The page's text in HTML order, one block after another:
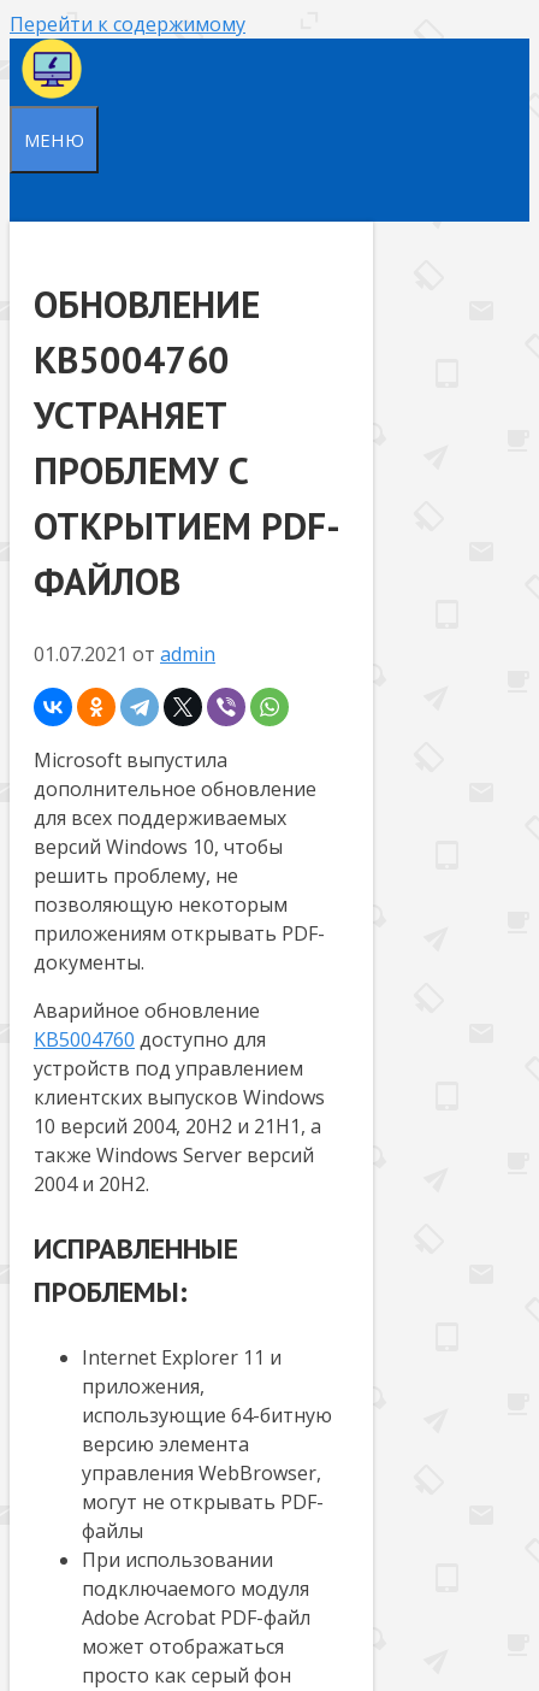
Перейти к содержимому
МЕНЮ
ОБНОВЛЕНИЕ
KB5004760
УСТРАНЯЕТ
ПРОБЛЕМУ С
ОТКРЫТИЕМ PDF-
ФАЙЛОВ
01.07.2021 от admin
Microsoft выпустила
дополнительное обновление
для всех поддерживаемых
версий Windows 10, чтобы
решить проблему, не
позволяющую некоторым
приложениям открывать PDF-
документы.
Аварийное обновление
KB5004760 доступно для
устройств под управлением
клиентских выпусков Windows
10 версий 2004, 20H2 и 21H1, а
также Windows Server версий
2004 и 20H2.
ИСПРАВЛЕННЫЕ
ПРОБЛЕМЫ:
Internet Explorer 11 и
приложения,
использующие 64-битную
версию элемента
управления WebBrowser,
могут не открывать PDF-
файлы
При использовании
подключаемого модуля
Adobe Acrobat PDF-файл
может отображаться
просто как серый фон